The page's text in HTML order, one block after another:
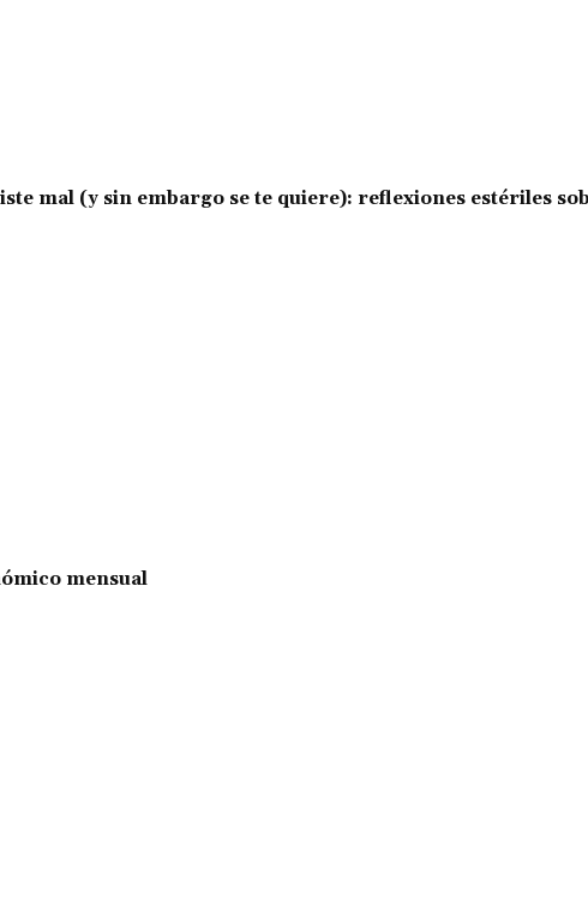
mal (y sin embargo se te quiere): reflexiones estériles
mensual